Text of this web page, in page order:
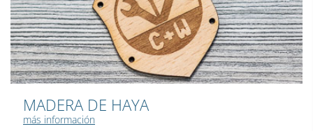
MADERA DE HAYA
más información